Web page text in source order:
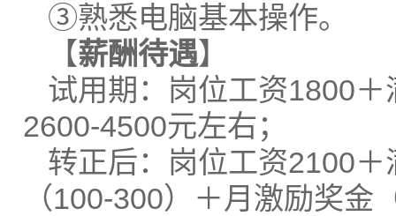
③熟悉电脑基本操作。
【薪酬待遇】
试用期：岗位工资1800
2600-4500元左右；
转正后：岗位工资2100
（100-300）＋月激励奖